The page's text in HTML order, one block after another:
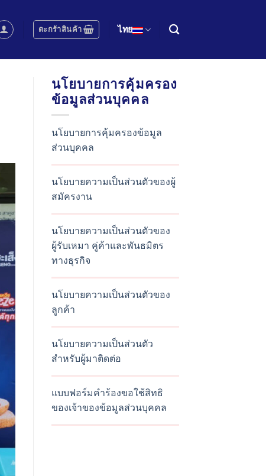
ตะกร้าสินค้า ไทย
นโยบายการคุ้มครอง
ข้อมูลส่วนบุคคล
นโยบายการคุ้มครองข้อมูล
ส่วนบุคคล
นโยบายความเป็นส่วนตัวของผู้
สมัครงาน
นโยบายความเป็นส่วนตัวของ
ผู้รับเหมา คู่ค้าและพันธมิตร
ทางธุรกิจ
นโยบายความเป็นส่วนตัวของ
ลูกค้า
นโยบายความเป็นส่วนตัว
สำหรับผู้มาติดต่อ
แบบฟอร์มคำร้องขอใช้สิทธิ
ของเจ้าของข้อมูลส่วนบุคคล